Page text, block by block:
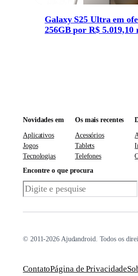
Galaxy S25 Ultra em
256GB por R$ 5.019,10
Novidades em
Aplicativos
Jogos
Tecnologias
Os mais recentes
Acessórios
Tablets
Telefones
Encontre o que procura
Pesquisar
© 2011-2026 Ajudandroid. Todos os
ContatoPágina de Privacidade